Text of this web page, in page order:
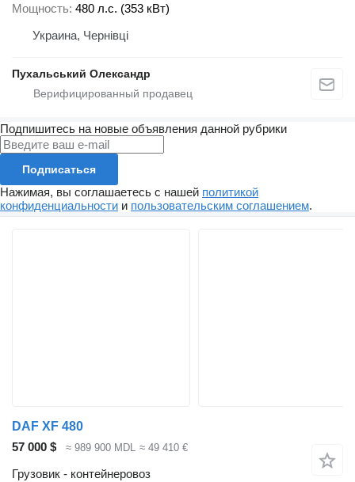
Мощность 480 л.с. (353 кВт)
Украина, Чернівці
Пухальський Олександр
Подпишитесь на новые объявления данной рубрики
Подписаться
Нажимая, вы соглашаетесь с нашей политикой
конфиденциальности и пользовательским соглашением.
DAF XF 480
57 000 $
≈ 989 900 MDL ≈ 49 410 €
Грузовик - контейнеровоз